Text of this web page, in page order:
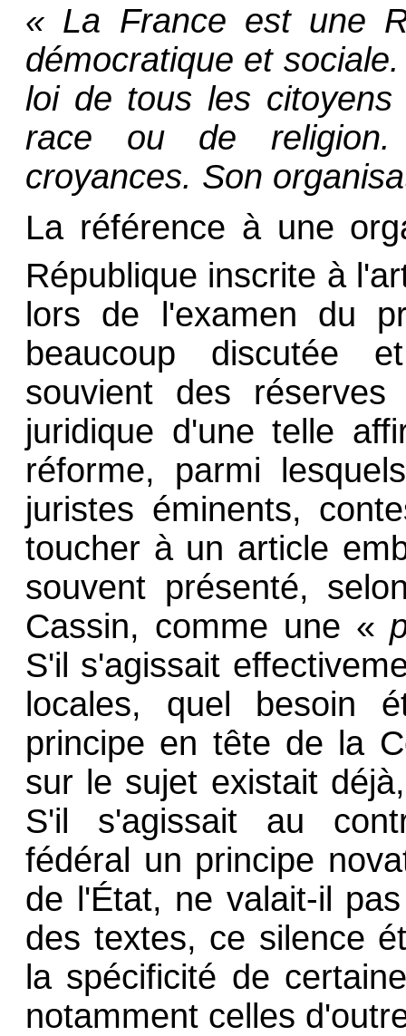
« La France est une
démocratique et
loi de tous les citoyens
race ou de
croyances. Son
La référence à une
République inscrite à
lors de l'examen du
beaucoup discutée
souvient des
juridique d'une telle
réforme, parmi
juristes éminents,
toucher à un article
souvent présenté,
Cassin, comme une «
S'il s'agissait
locales, quel besoin
principe en tête de la
sur le sujet existait
S'il s'agissait au
fédéral un principe
de l'État, ne valait-il
des textes, ce silence
la spécificité de
notamment celles